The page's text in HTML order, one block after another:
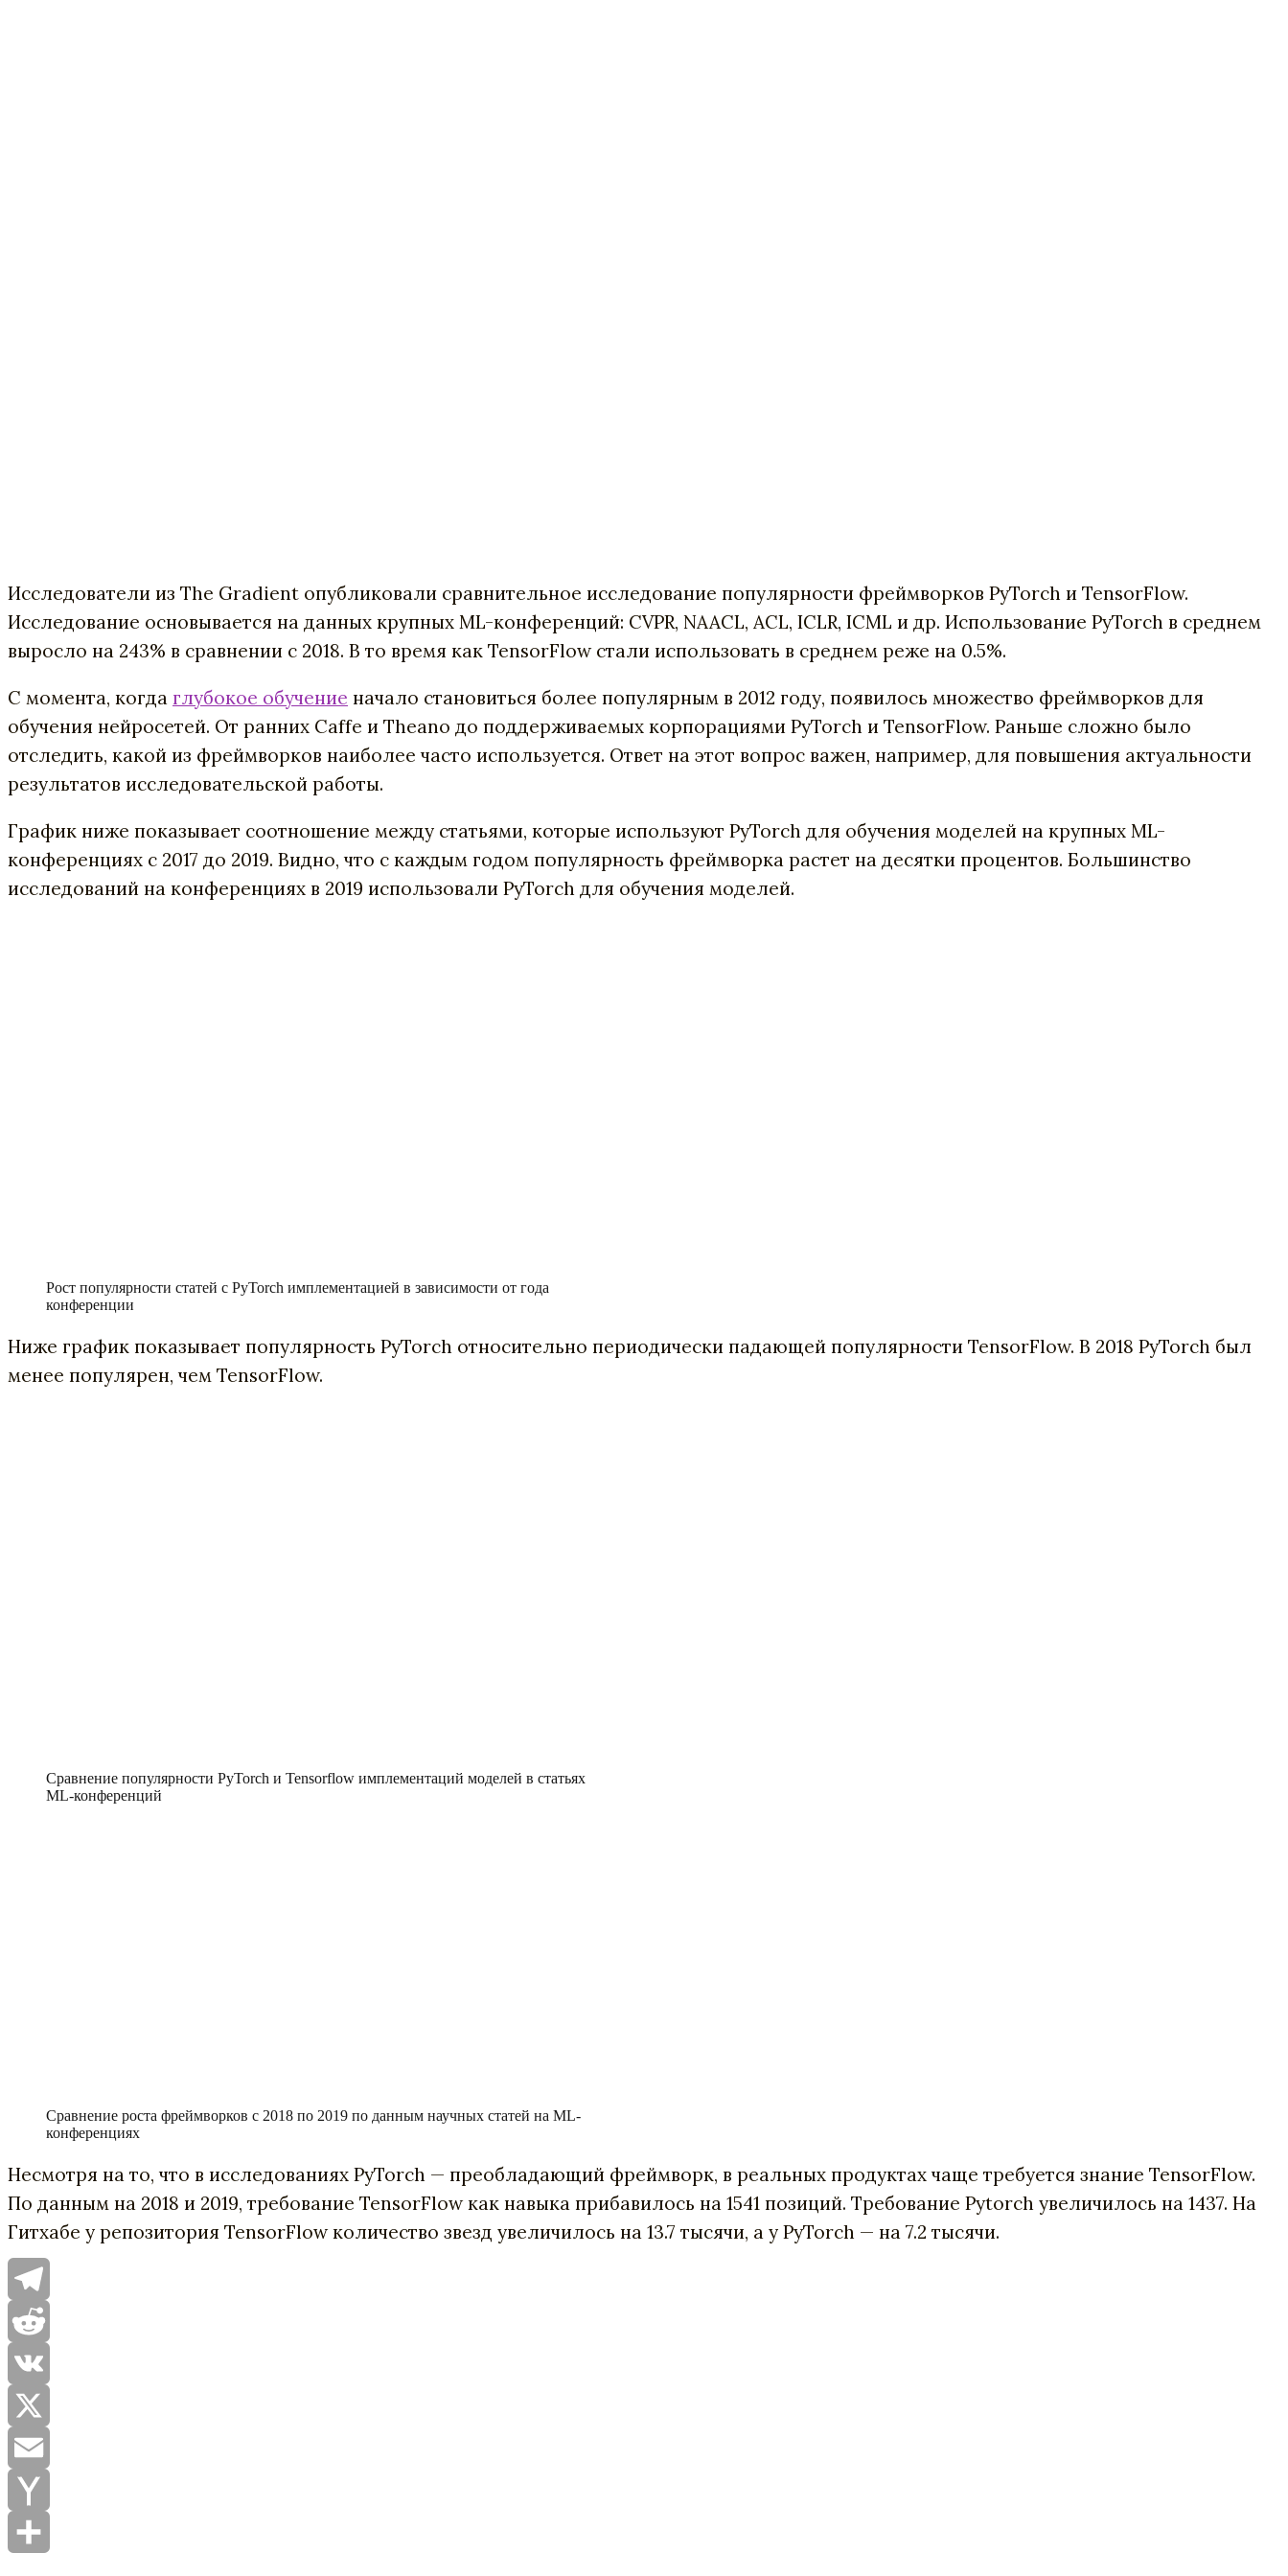
Исследователи из The Gradient опубликовали сравнительное исследование популярности фреймворков PyTorch и TensorFlow.
Исследование основывается на данных крупных ML-конференций: CVPR, NAACL, ACL, ICLR, ICML и др. Использование PyTorch в среднем
выросло на 243% в сравнении с 2018. В то время как TensorFlow стали использовать в среднем реже на 0.5%.
С момента, когда глубокое обучение начало становиться более популярным в 2012 году, появилось множество фреймворков для
обучения нейросетей. От ранних Caffe и Theano до поддерживаемых корпорациями PyTorch и TensorFlow. Раньше сложно было
отследить, какой из фреймворков наиболее часто используется. Ответ на этот вопрос важен, например, для повышения актуальности
результатов исследовательской работы.
График ниже показывает соотношение между статьями, которые используют PyTorch для обучения моделей на крупных ML-
конференциях с 2017 до 2019. Видно, что с каждым годом популярность фреймворка растет на десятки процентов. Большинство
исследований на конференциях в 2019 использовали PyTorch для обучения моделей.
Рост популярности статей с PyTorch имплементацией в зависимости от года
конференции
Ниже график показывает популярность PyTorch относительно периодически падающей популярности TensorFlow. В 2018 PyTorch был
менее популярен, чем TensorFlow.
Сравнение популярности PyTorch и Tensorflow имплементаций моделей в статьях
ML-конференций
Сравнение роста фреймворков с 2018 по 2019 по данным научных статей на ML-
конференциях
Несмотря на то, что в исследованиях PyTorch — преобладающий фреймворк, в реальных продуктах чаще требуется знание TensorFlow.
По данным на 2018 и 2019, требование TensorFlow как навыка прибавилось на 1541 позиций. Требование Pytorch увеличилось на 1437. На
Гитхабе у репозитория TensorFlow количество звезд увеличилось на 13.7 тысячи, а у PyTorch — на 7.2 тысячи.
Telegram
Reddit
VK
X
Email
Yahoo